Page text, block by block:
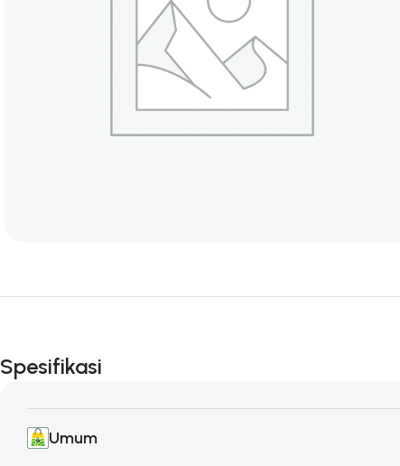
Spesifikasi
Umum